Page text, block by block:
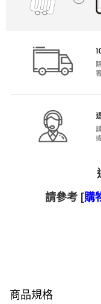
請參考 [購
商品規格